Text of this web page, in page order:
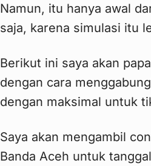
Namun, itu hanya awal
saja, karena simulasi itu
Berikut ini saya akan
dengan cara
dengan maksimal untuk
Saya akan mengambil
Banda Aceh untuk